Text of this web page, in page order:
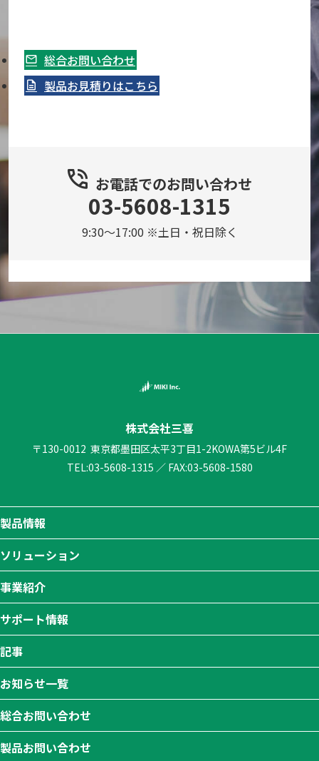
総合お問い合わせ
製品お見積りはこちら
お電話でのお問い合わせ
03-5608-1315
9:30～17:00 ※土日・祝日除く
株式会社三喜
〒130-0012 東京都墨田区太平3丁目1-2KOWA第5ビル4F
TEL:03-5608-1315 ／ FAX:03-5608-1580
製品情報
ソリューション
事業紹介
サポート情報
記事
お知らせ一覧
総合お問い合わせ
製品お問い合わせ